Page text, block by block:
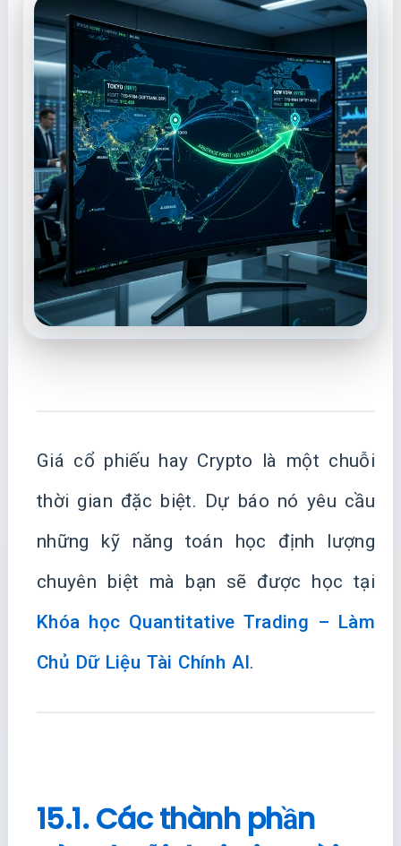
Giá cổ phiếu hay Crypto là một chuỗi
thời gian đặc biệt. Dự báo nó yêu cầu
những kỹ năng toán học định lượng
chuyên biệt mà bạn sẽ được học tại
Khóa học Quantitative Trading – Làm
Chủ Dữ Liệu Tài Chính AI .
15.1. Các thành phần